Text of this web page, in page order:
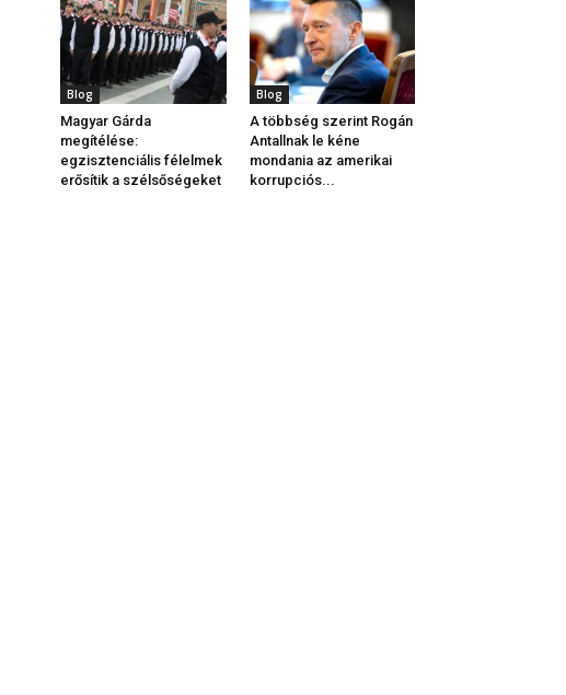
Blog
Magyar Gárda
megítélése:
egzisztenciális félelmek
erősítik a szélsőségeket
Blog
A többség szerint Rogán
Antallnak le kéne
mondania az amerikai
korrupciós...